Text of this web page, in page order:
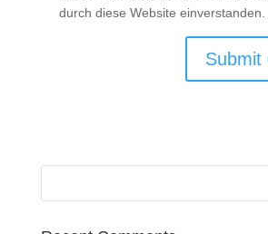
durch diese Website einverstanden.